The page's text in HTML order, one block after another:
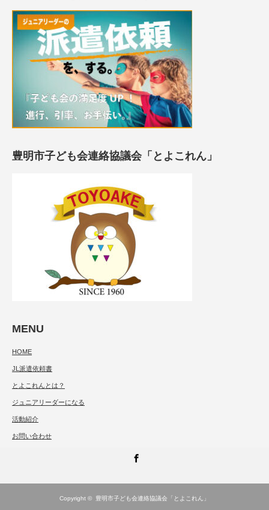
豊明市子ども会連絡協議会「とよこれん」
MENU
HOME
JL派遣依頼書
とよこれんとは？
ジュニアリーダーになる
活動紹介
お問い合わせ
Copyright © 豊明市子ども会連絡協議会「とよこれん」